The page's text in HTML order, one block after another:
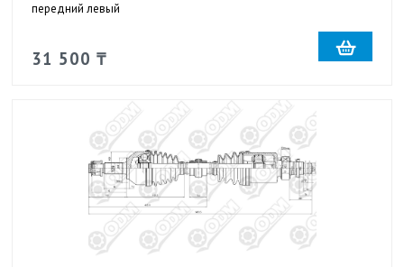
передний левый
31 500 ₸